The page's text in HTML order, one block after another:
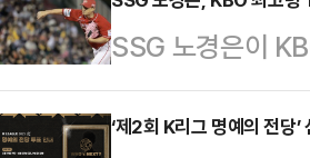
록한 뒤 이후 보
최종합계 12언더
승현 트레이드는
국가대표 가드
만원, 인센티브 1
SSG 노경은이
있다.18일 현재
진성이 세운 최고
‘제2회 K리그 명예의 전당